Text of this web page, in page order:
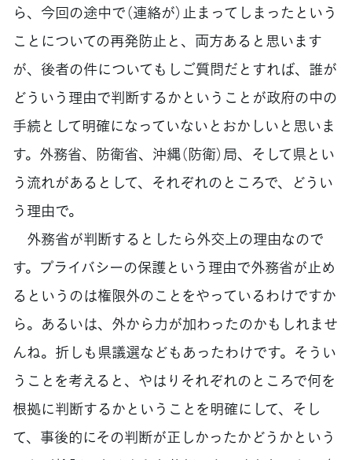
ら、今回の途中で（連絡が）止まってしまったという
ことについての再発防止と、両方あると思います
が、後者の件についてもしご質問だとすれば、誰が
どういう理由で判断するかということが政府の中の
手続として明確になっていないとおかしいと思いま
す。外務省、防衛省、沖縄（防衛）局、そして県とい
う流れがあるとして、それぞれのところで、どうい
う理由で。
外務省が判断するとしたら外交上の理由なので
す。プライバシーの保護という理由で外務省が止め
るというのは権限外のことをやっているわけですか
ら。あるいは、外から力が加わったのかもしれませ
んね。折しも県議選などもあったわけです。そうい
うことを考えると、やはりそれぞれのところで何を
根拠に判断するかということを明確にして、そし
て、事後的にその判断が正しかったかどうかという